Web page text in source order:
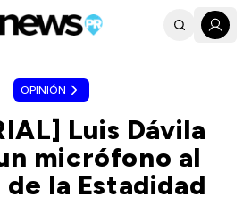
OPINIÓN
Luis Dávila
micrófono al
la Estadidad